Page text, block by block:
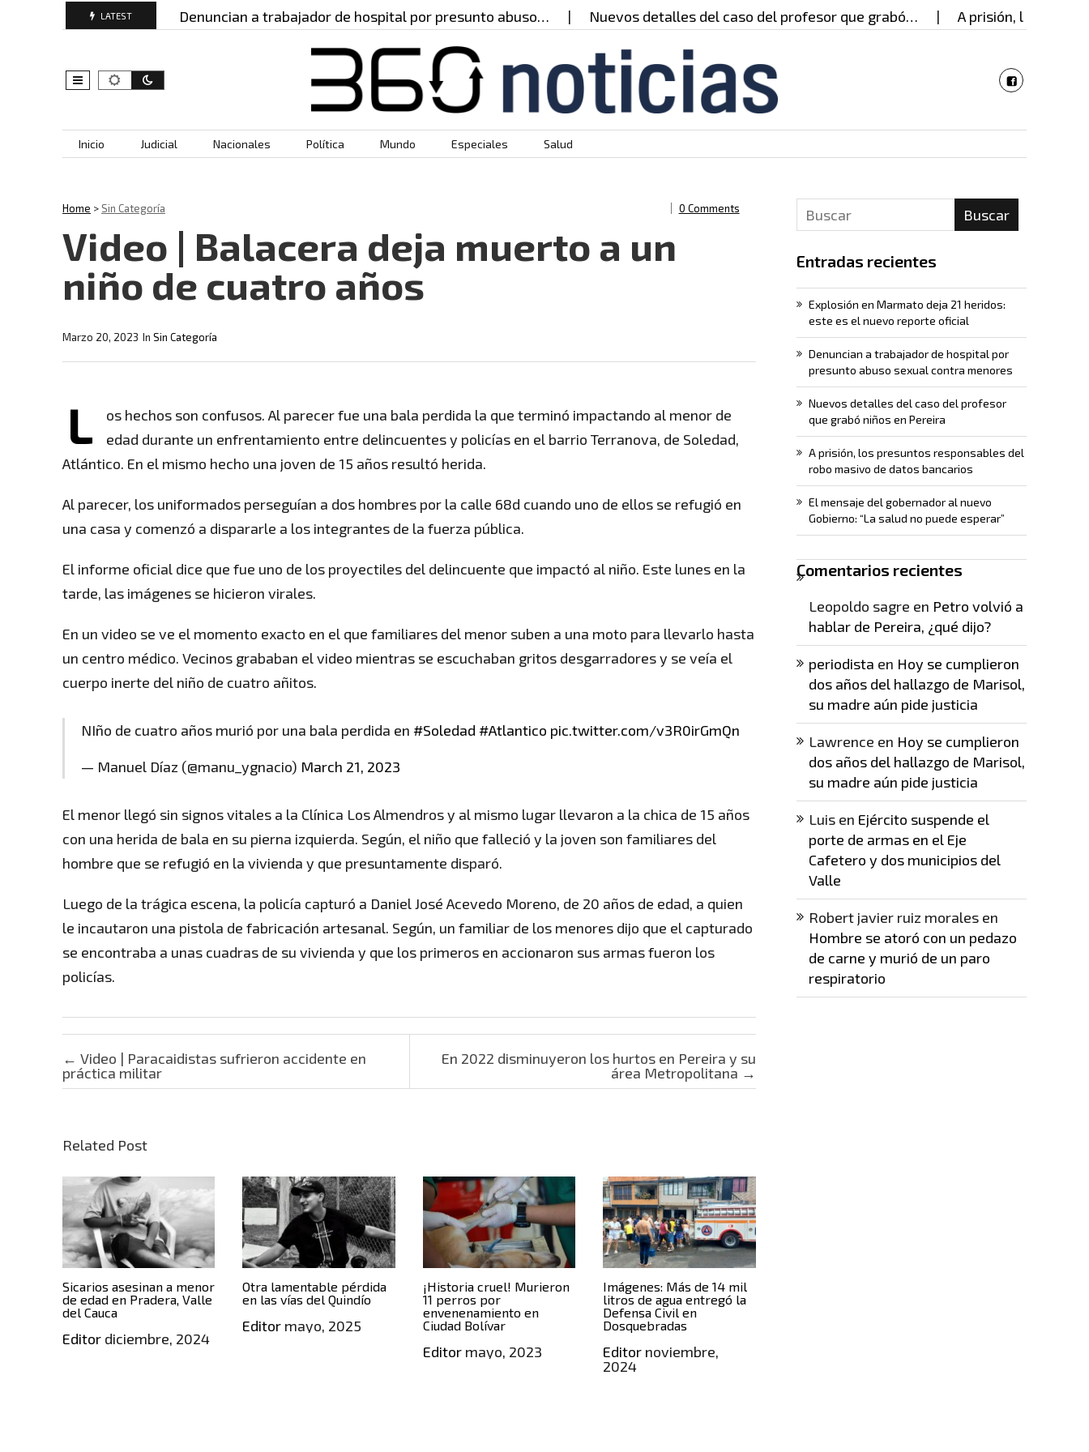
LATEST
heridos: este es… Denuncian a trabajador de hospital por presunto abuso… Nuevos detalles del caso del profesor que grabó… A prisión, los
Skip to content
Inicio Judicial Nacionales Política Mundo Especiales Salud
Home > Sin Categoría 0 Comments
Video | Balacera deja muerto a un
niño de cuatro años
In Sin Categoría
Marzo 20, 2023
L
os hechos son confusos. Al parecer fue una bala perdida la que terminó impactando al menor de
edad durante un enfrentamiento entre delincuentes y policías en el barrio Terranova, de Soledad,
Atlántico. En el mismo hecho una joven de 15 años resultó herida.
Al parecer, los uniformados perseguían a dos hombres por la calle 68d cuando uno de ellos se refugió en
una casa y comenzó a dispararle a los integrantes de la fuerza pública.
El informe oficial dice que fue uno de los proyectiles del delincuente que impactó al niño. Este lunes en la
tarde, las imágenes se hicieron virales.
En un video se ve el momento exacto en el que familiares del menor suben a una moto para llevarlo hasta
un centro médico. Vecinos grababan el video mientras se escuchaban gritos desgarradores y se veía el
cuerpo inerte del niño de cuatro añitos.
NIño de cuatro años murió por una bala perdida en #Soledad #Atlantico pic.twitter.com/v3R0irGmQn
— Manuel Díaz (@manu_ygnacio) March 21, 2023
El menor llegó sin signos vitales a la Clínica Los Almendros y al mismo lugar llevaron a la chica de 15 años
con una herida de bala en su pierna izquierda. Según, el niño que falleció y la joven son familiares del
hombre que se refugió en la vivienda y que presuntamente disparó.
Luego de la trágica escena, la policía capturó a Daniel José Acevedo Moreno, de 20 años de edad, a quien
le incautaron una pistola de fabricación artesanal. Según, un familiar de los menores dijo que el capturado
se encontraba a unas cuadras de su vivienda y que los primeros en accionaron sus armas fueron los
policías.
Post navigation
← Video | Paracaidistas sufrieron accidente en
práctica militar
En 2022 disminuyeron los hurtos en Pereira y su
área Metropolitana →
Related Post
Sicarios asesinan a menor
de edad en Pradera, Valle
del Cauca
Editor diciembre, 2024
Otra lamentable pérdida
en las vías del Quindío
Editor mayo, 2025
¡Historia cruel! Murieron
11 perros por
envenenamiento en
Ciudad Bolívar
Editormayo, 2023
Imágenes: Más de 14 mil
litros de agua entregó la
Defensa Civil en
Dosquebradas
Editor noviembre,
2024
Buscar
Entradas recientes
Explosión en Marmato deja 21 heridos:
este es el nuevo reporte oficial
Denuncian a trabajador de hospital por
presunto abuso sexual contra menores
Nuevos detalles del caso del profesor
que grabó niños en Pereira
A prisión, los presuntos responsables del
robo masivo de datos bancarios
El mensaje del gobernador al nuevo
Gobierno: “La salud no puede esperar”
Comentarios recientes
Leopoldo sagre en Petro volvió a
hablar de Pereira, ¿qué dijo?
periodista en Hoy se cumplieron
dos años del hallazgo de Marisol,
su madre aún pide justicia
Lawrence en Hoy se cumplieron
dos años del hallazgo de Marisol,
su madre aún pide justicia
Luisen Ejército suspende el
porte de armas en el Eje
Cafetero y dos municipios del
Valle
Robert javier ruiz moralesen
Hombre se atoró con un pedazo
de carne y murió de un paro
respiratorio